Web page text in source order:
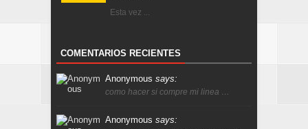
Esta vez ...
COMENTARIOS RECIENTES
Anonymous says:
como hacer si compre mi linea …
Anonymous says: